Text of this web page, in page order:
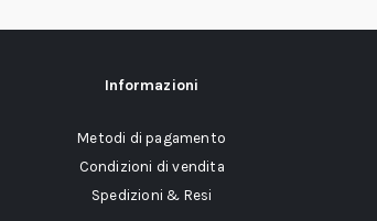
Informazioni
Metodi di pagamento
Condizioni di vendita
Spedizioni & Resi